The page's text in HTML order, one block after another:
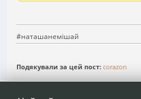
#наташанемішай
Подякували за цей пост: corazon